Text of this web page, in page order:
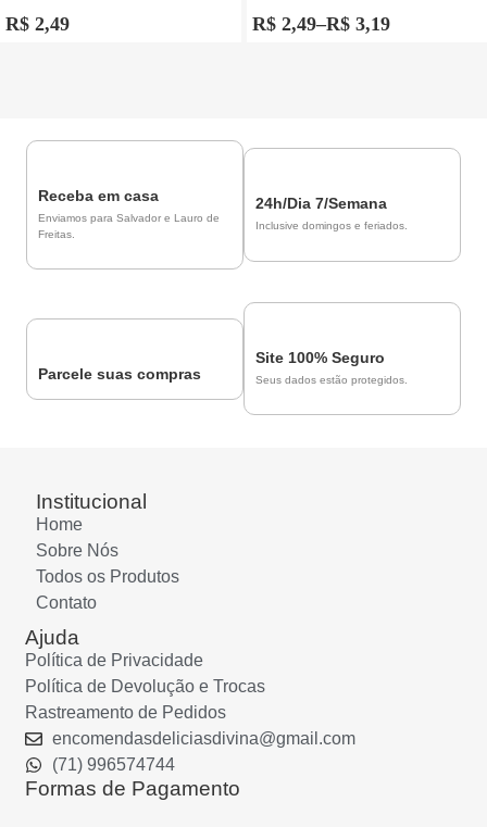
0
de
R$ 2,49
0
de
R$2,49–R$3,19
Receba em casa
Enviamos para Salvador e Lauro de
Freitas.
24h/Dia 7/Semana
Inclusive domingos e feriados.
Parcele suas compras
Site 100% Seguro
Seus dados estão protegidos.
Institucional
Home
Sobre Nós
Todos os Produtos
Contato
Ajuda
Política de Privacidade
Política de Devolução e Trocas
Rastreamento de Pedidos
encomendasdeliciasdivina@gmail.com
(71) 996574744
Formas de Pagamento